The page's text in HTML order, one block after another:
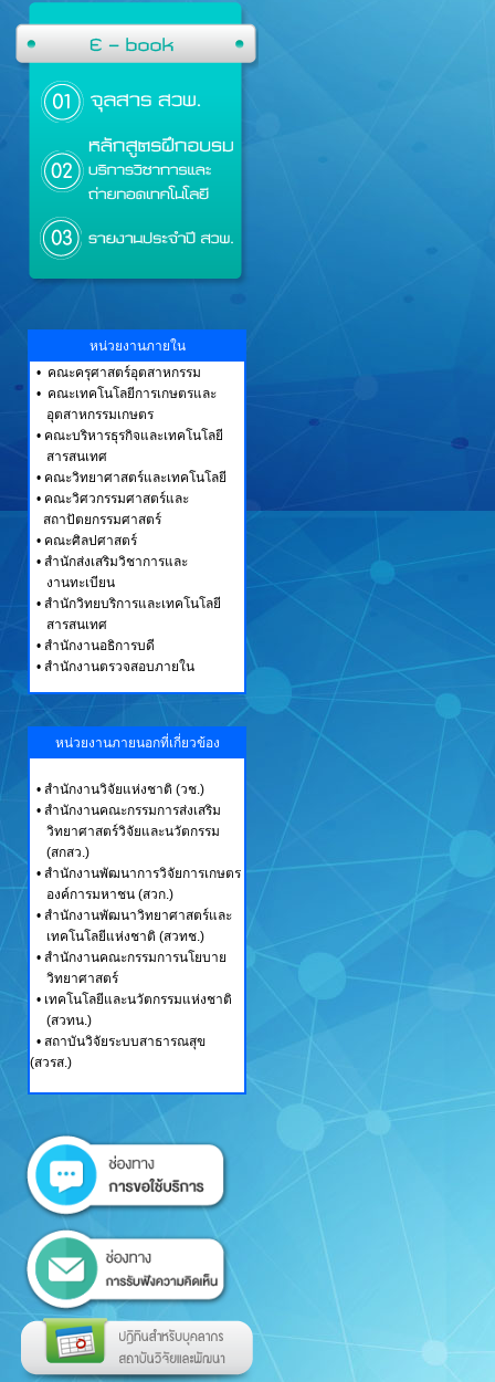
หน่วยงานภายใน
• คณะครุศาสตร์อุตสาหกรรม
• คณะเทคโนโลยีการเกษตรและ
อุตสาหกรรมเกษตร
• คณะบริหารธุรกิจและเทคโนโลยี
สารสนเทศ
• คณะวิทยาศาสตร์และเทคโนโลยี
• คณะวิศวกรรมศาสตร์และ
สถาปัตยกรรมศาสตร์
• คณะศิลปศาสตร์
• สำนักส่งเสริมวิชาการและ
งานทะเบียน
• สำนักวิทยบริการและเทคโนโลยี
สารสนเทศ
• สำนักงานอธิการบดี
• สำนักงานตรวจสอบภายใน
หน่วยงานภายนอกที่เกี่ยวข้อง
• สำนักงานวิจัยแห่งชาติ (วช.)
• สำนักงานคณะกรรมการส่งเสริม
วิทยาศาสตร์วิจัยและนวัตกรรม
(สกสว.)
• สำนักงานพัฒนาการวิจัยการเกษตร
องค์การมหาชน (สวก.)
• สำนักงานพัฒนาวิทยาศาสตร์และ
เทคโนโลยีแห่งชาติ (สวทช.)
• สำนักงานคณะกรรมการนโยบาย
วิทยาศาสตร์
• เทคโนโลยีและนวัตกรรมแห่งชาติ
(สวทน.)
• สถาบันวิจัยระบบสาธารณสุข
(สวรส.)